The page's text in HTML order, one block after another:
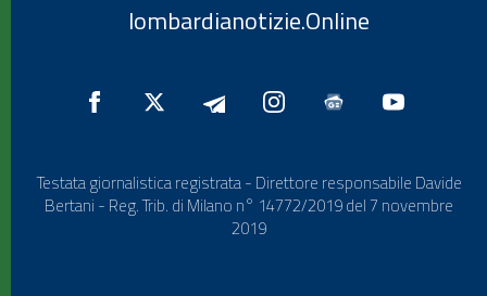
lombardianotizie.Online
Testata giornalistica registrata - Direttore responsabile Davide
Bertani - Reg. Trib. di Milano n° 14772/2019 del 7 novembre
2019